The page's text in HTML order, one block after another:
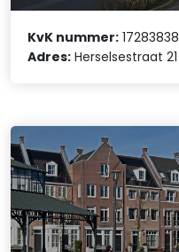
KvK nummer: 17283838
Adres: Herselsestraat 21